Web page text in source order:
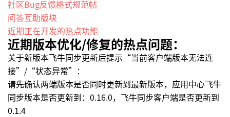
社区Bug反馈格式规范帖
问答互助版块
近期正在开发的热点功能
近期版本优化/修复的热点问题：
关于新版本飞牛同步更新后提示“当前客户端版本无法连
接”/“状态异常”：
请先确认两端版本是否同时更新到最新版本，应用中心飞牛
同步版本是否更新到：0.16.0，飞牛同步客户端是否更新到
0.1.4